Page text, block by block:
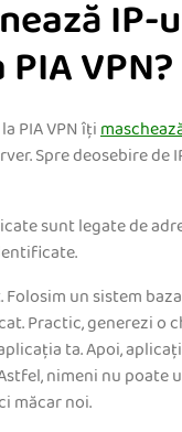
IP-
VPN?
PIA VPN îți
Spre deosebire de
sunt legate de
un sistem
Practic, generezi o
ta. Apoi,
nimeni nu poate
măcar noi.